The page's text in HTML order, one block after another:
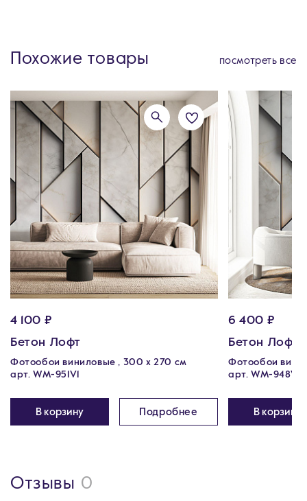
Похожие товары посмотреть все
4 100 ₽
Бетон Лофт
Фотообои виниловые , 300 х 270 см
арт. WM-951V1
В корзину Подробнее
6 400 ₽
Бетон Лофт
Фотообои
арт. WM-948V1
В корзину
Отзывы 0